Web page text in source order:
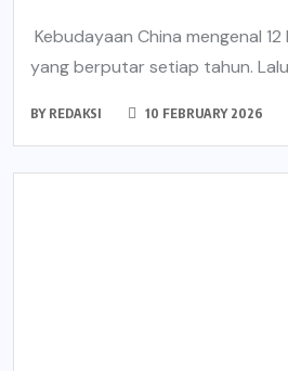
Kebudayaan China mengenal
yang berputar setiap tahun.
BY REDAKSI 10 FEBRUARY 2026